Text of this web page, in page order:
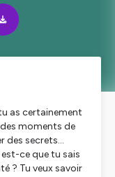
as certainement
moments de
des secrets…
ce que tu sais
? Tu veux savoir